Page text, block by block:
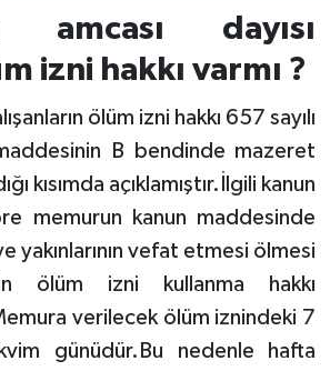
amcası dayısı
izni hakkı varmı ?
ölüm izni hakkı 657 sayılı
B bendinde mazeret
kısımda açıklamıştır.İlgili kanun
memurun kanun maddesinde
yakınlarının vefat etmesi ölmesi
ölüm izni kullanma hakkı
verilecek ölüm iznindeki 7
günüdür.Bu nedenle hafta